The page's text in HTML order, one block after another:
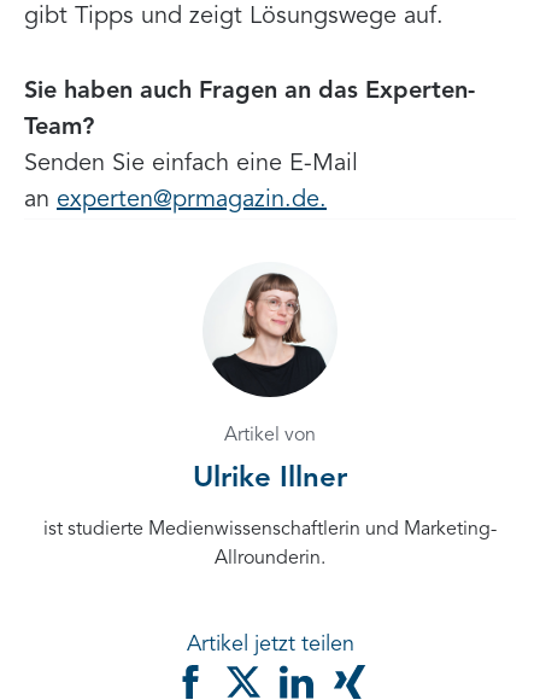
gibt Tipps und zeigt Lösungswege auf.
Sie haben auch Fragen an das Experten-
Team?
Senden Sie einfach eine E-Mail
an experten@prmagazin.de.
Artikel von
Ulrike Illner
ist studierte Medienwissenschaftlerin und Marketing-
Allrounderin.
Artikel jetzt teilen